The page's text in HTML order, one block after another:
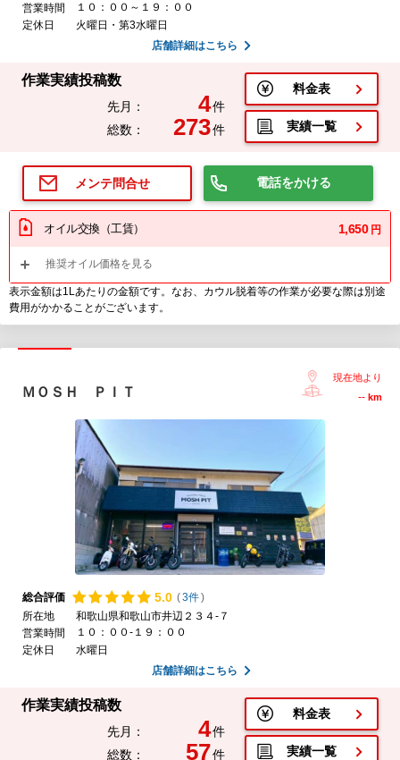
営業時間
１０：００～１９：００
定休日
火曜日・第3水曜日
店舗詳細はこちら
作業実績投稿数
先月： 4件
総数：
273件
料金表
実績一覧
メンテ問合せ 電話をかける
オイル交換（工賃） 1,650 円
推奨オイル価格を見る
表示金額は1Lあたりの金額です。なお、カウル脱着等の作業が必要な際は別途
費用がかかることがございます。
ＭＯＳＨ ＰＩＴ
現在地より
-- km
総合評価 5.0 (3件)
所在地
和歌山県和歌山市井辺２３４-７
営業時間
１０：００-１９：００
定休日
水曜日
店舗詳細はこちら
作業実績投稿数
先月： 4件
総数：
57件
料金表
実績一覧